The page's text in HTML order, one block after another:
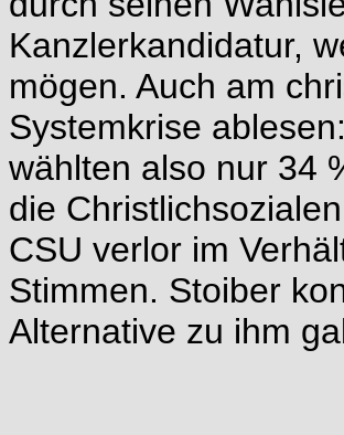
Kanzlerkandidatur,
mögen. Auch am
Systemkrise
wählten also nur 34
die
CSU verlor im
Stimmen. Stoiber
Alternative zu ihm